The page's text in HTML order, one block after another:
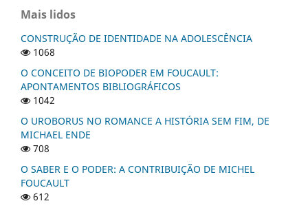
Mais lidos
CONSTRUÇÃO DE IDENTIDADE NA ADOLESCÊNCIA
1068
O CONCEITO DE BIOPODER EM FOUCAULT:
APONTAMENTOS BIBLIOGRÁFICOS
1042
O UROBORUS NO ROMANCE A HISTÓRIA SEM FIM, DE
MICHAEL ENDE
708
O SABER E O PODER: A CONTRIBUIÇÃO DE MICHEL
FOUCAULT
612